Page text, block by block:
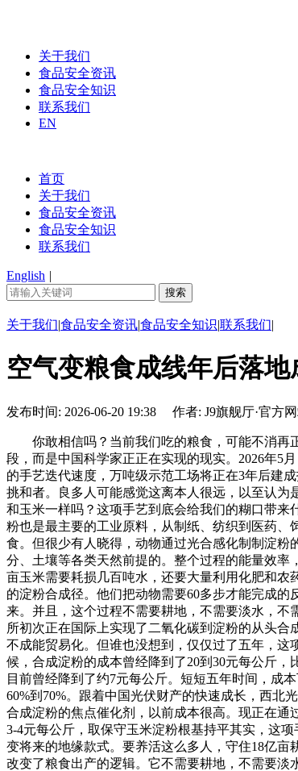
关于我们
食品安全资讯
食品安全知识
联系我们
EN
首页
关于我们
食品安全资讯
食品安全知识
联系我们
English |
关于我们|食品安全资讯|食品安全知识|联系我们|
空气变粮食成线年后落
发布时间: 2026-06-20 19:38 作者: J9旗舰厅·官方
你敢相信吗？当前我们吃的粮食，可能不消再正
段，而是中国科学家正正在实现的现实。2026年5
的手艺迭代速度，万吨级示范工场将正在3年后建
挑和者。良多人可能感觉这离本人很远，以至认
和玉米一样吗？这项手艺到底会给我们的糊口带
粉也是最主要的工业原料，从制纸、纺织到医药
食。但很少有人晓得，动物通过光合感化制制淀
分、土壤等各类天然前提的。整个过程的能量效率
亩玉米需要耗损几百吨水，还要大量利用化肥和
的淀粉合成径。他们把动物需要60多步才能完成
来。并且，这个过程不需要耕地，不需要淡水，不
所初次正在国际上实现了二氧化碳到淀粉的从头
不成能贸易化。但谁也没想到，仅仅过了五年，这
候，合成淀粉的成本曾经降到了20到30元每公斤，
目前曾经降到了约7元每公斤。短短五年时间，成
60%到70%。跟着中国光伏财产的快速成长，西北
合成淀粉的焦点催化剂，以前成本很高。现正在通
3-4元每公斤，取保守玉米淀粉根基持平其实，这
变将来的地缘款式。要养活这么多人，守住18亿
改变了粮食出产的逻辑。它不需要耕地，不需要